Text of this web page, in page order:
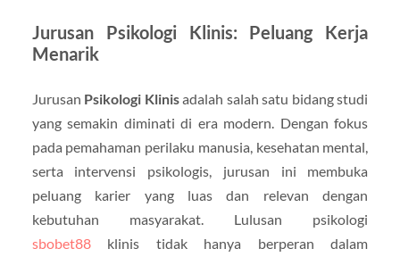
Jurusan Psikologi Klinis: Peluang Kerja
Menarik
Jurusan Psikologi Klinisadalah salah satu bidang studi
yang semakin diminati di era modern. Dengan fokus
pada pemahaman perilaku manusia, kesehatan mental,
serta intervensi psikologis, jurusan ini membuka
peluang karier yang luas dan relevan dengan
kebutuhan masyarakat. Lulusan psikologi
sbobet88klinis tidak hanya berperan dalam